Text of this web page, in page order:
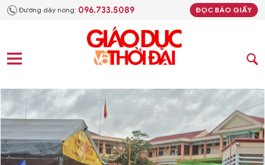
Đường dây nóng: 096.733.5089 ĐỌC BÁO GIẤY